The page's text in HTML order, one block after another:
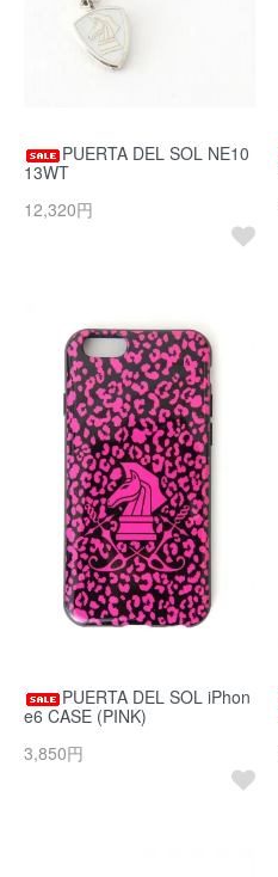
PUERTA DEL SOL NE10
13WT
12,320円
PUERTA DEL SOL iPhon
e6 CASE (PINK)
3,850円